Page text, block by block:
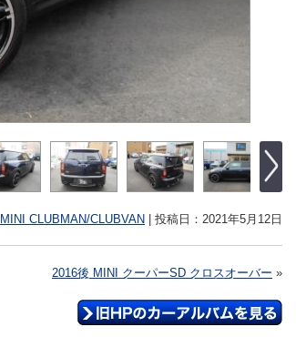
MINI CLUBMAN/CLUBVAN | 投稿日：2021年5月12日
2016後 MINI クーパーSD クロスオーバー »